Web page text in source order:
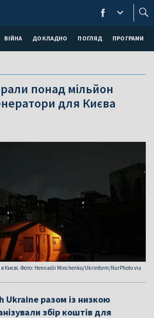
ВІЙНА ДОКЛАДНО ПОГЛЯД ПРОГРАМИ
понад мільйон
для Києва
в Києві. Фото: Hennadii Minchenko/Ukrinform/NurPhoto via
разом із низкою
збір коштів для